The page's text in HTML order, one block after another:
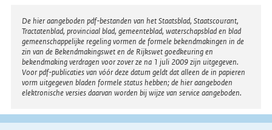
Disclaimer
De hier aangeboden pdf-bestanden van het Staatsblad, Staatscourant,
Tractatenblad, provinciaal blad, gemeenteblad, waterschapsblad en blad
gemeenschappelijke regeling vormen de formele bekendmakingen in de
zin van de Bekendmakingswet en de Rijkswet goedkeuring en
bekendmaking verdragen voor zover ze na 1 juli 2009 zijn uitgegeven.
Voor pdf-publicaties van vóór deze datum geldt dat alleen de in papieren
vorm uitgegeven bladen formele status hebben; de hier aangeboden
elektronische versies daarvan worden bij wijze van service aangeboden.